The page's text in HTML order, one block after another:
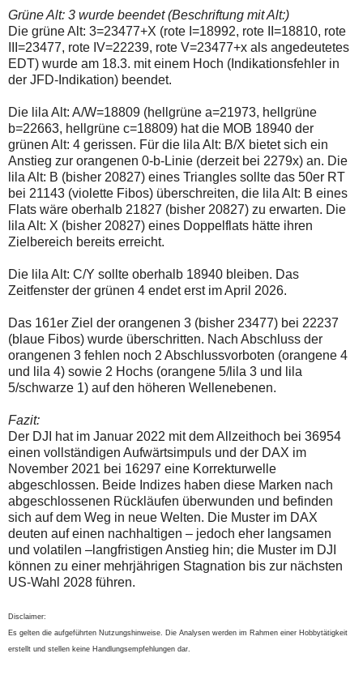
online.de
verfügbar.
Grüne Alt: 3 wurde beendet (Beschriftung mit Alt:)
Die grüne Alt: 3=23477+X (rote I=18992, rote II=18810, rote
III=23477, rote IV=22239, rote V=23477+x als angedeutetes
EDT) wurde am 18.3. mit einem Hoch (Indikationsfehler in
der JFD-Indikation) beendet.
Die lila Alt: A/W=18809 (hellgrüne a=21973, hellgrüne
b=22663, hellgrüne c=18809) hat die MOB 18940 der
grünen Alt: 4 gerissen. Für die lila Alt: B/X bietet sich ein
Anstieg zur orangenen 0-b-Linie (derzeit bei 2279x) an. Die
lila Alt: B (bisher 20827) eines Triangles sollte das 50er RT
bei 21143 (violette Fibos) überschreiten, die lila Alt: B eines
Flats wäre oberhalb 21827 (bisher 20827) zu erwarten. Die
lila Alt: X (bisher 20827) eines Doppelflats hätte ihren
Zielbereich bereits erreicht.
Die lila Alt: C/Y sollte oberhalb 18940 bleiben. Das
Zeitfenster der grünen 4 endet erst im April 2026.
Das 161er Ziel der orangenen 3 (bisher 23477) bei 22237
(blaue Fibos) wurde überschritten. Nach Abschluss der
orangenen 3 fehlen noch 2 Abschlussvorboten (orangene 4
und lila 4) sowie 2 Hochs (orangene 5/lila 3 und lila
5/schwarze 1) auf den höheren Wellenebenen.
Fazit:
Der DJI hat im Januar 2022 mit dem Allzeithoch bei 36954
einen vollständigen Aufwärtsimpuls und der DAX im
November 2021 bei 16297 eine Korrekturwelle
abgeschlossen. Beide Indizes haben diese Marken nach
abgeschlossenen Rückläufen überwunden und befinden
sich auf dem Weg in neue Welten. Die Muster im DAX
deuten auf einen nachhaltigen – jedoch eher langsamen
und volatilen –langfristigen Anstieg hin; die Muster im DJI
können zu einer mehrjährigen Stagnation bis zur nächsten
US-Wahl 2028 führen.
Disclaimer:
Es gelten die aufgeführten Nutzungshinweise. Die Analysen werden im Rahmen einer Hobbytätigkeit
erstellt und stellen keine Handlungsempfehlungen dar.